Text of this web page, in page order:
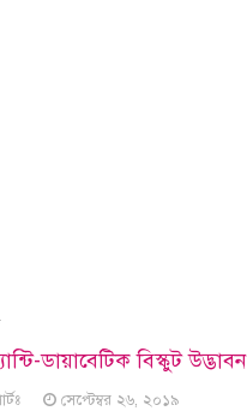
ডায়াবেটিক বিস্কুট উদ্ভাবন
সেপ্টেম্বর ২৬, ২০১৯